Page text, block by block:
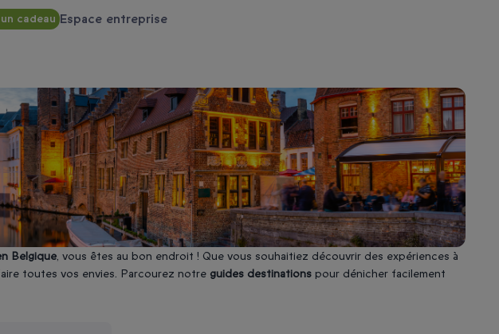
cadeau Espace entreprise
Belgique, vous êtes au bon endroit ! Que vous souhaitiez découvrir des expériences à
toutes vos envies. Parcourez notre guides destinations pour dénicher facilement